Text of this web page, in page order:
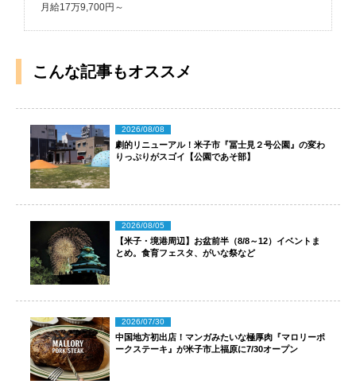
月給17万9,700円～
こんな記事もオススメ
2026/08/08
劇的リニューアル！米子市『冨士見２号公園』の変わ
りっぷりがスゴイ【公園であそ部】
2026/08/05
【米子・境港周辺】お盆前半（8/8～12）イベントま
とめ。食育フェスタ、がいな祭など
2026/07/30
中国地方初出店！マンガみたいな極厚肉『マロリーポ
ークステーキ』が米子市上福原に7/30オープン